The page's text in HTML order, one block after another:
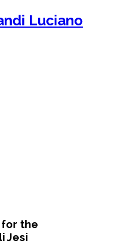
Luciano
the
Jesi